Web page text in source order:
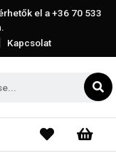
el a+36 70 533
Kapcsolat